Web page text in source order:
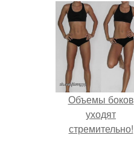
Объемы боков
уходят
стремительно!